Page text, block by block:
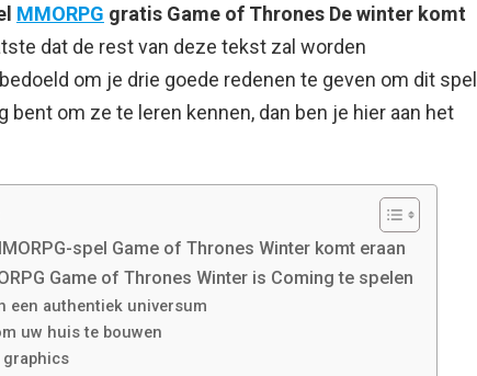
MMORPG gratis Game of Thrones De winter komt
dat de rest van deze tekst zal worden
om je drie goede redenen te geven om dit spel
om ze te leren kennen, dan ben je hier aan het
spel Game of Thrones Winter komt eraan
Game of Thrones Winter is Coming te spelen
een authentiek universum
uw huis te bouwen
graphics